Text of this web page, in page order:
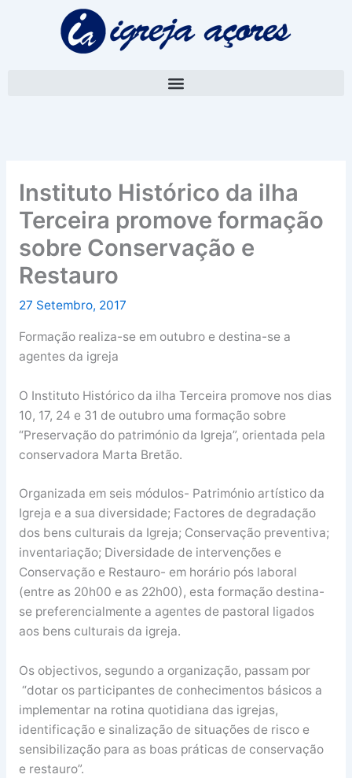
Instituto Histórico da ilha
Terceira promove formação
sobre Conservação e
Restauro
27 Setembro, 2017
Formação realiza-se em outubro e destina-se a
agentes da igreja
O Instituto Histórico da ilha Terceira promove nos dias
10, 17, 24 e 31 de outubro uma formação sobre
“Preservação do património da Igreja”, orientada pela
conservadora Marta Bretão.
Organizada em seis módulos- Património artístico da
Igreja e a sua diversidade; Factores de degradação
dos bens culturais da Igreja; Conservação preventiva;
inventariação; Diversidade de intervenções e
Conservação e Restauro- em horário pós laboral
(entre as 20h00 e as 22h00), esta formação destina-
se preferencialmente a agentes de pastoral ligados
aos bens culturais da igreja.
Os objectivos, segundo a organização, passam por
“dotar os participantes de conhecimentos básicos a
implementar na rotina quotidiana das igrejas,
identificação e sinalização de situações de risco e
sensibilização para as boas práticas de conservação
e restauro”.